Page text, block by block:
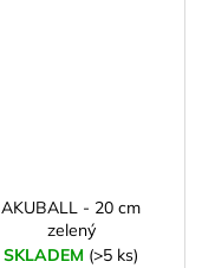
AKUBALL - 20 cm
zelený
SKLADEM (>5 ks)